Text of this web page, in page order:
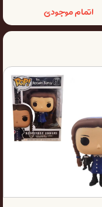
اتمام موجودی